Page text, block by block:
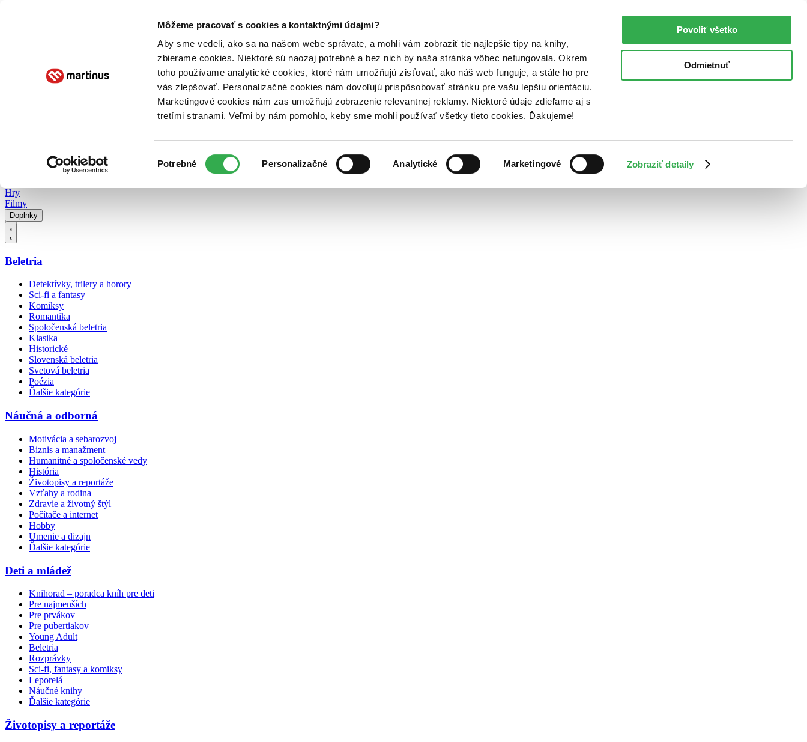
Môžeme pracovať s cookies a kontaktnými údajmi?
Aby sme vedeli, ako sa na našom webe správate, a mohli vám zobraziť tie najlepšie tipy na knihy,
zbierame cookies. Niektoré sú naozaj potrebné a bez nich by naša stránka vôbec nefungovala. Okrem
toho používame analytické cookies, ktoré nám umožňujú zisťovať, ako náš web funguje, a stále ho pre
vás zlepšovať. Personalizačné cookies nám dovoľujú prispôsobovať stránku pre vašu lepšiu orientáciu.
Marketingové cookies nám zas umožňujú zobrazenie relevantnej reklamy. Niektoré údaje zdieľame aj s
tretími stranami. Veľmi by nám pomohlo, keby sme mohli používať všetky tieto cookies. Ďakujeme!
súhlasu
Potrebné Personalizačné Analytické Marketingové Zobraziť detaily
Povoliť všetko
Odmietnuť
Poukážky Kontakt
Hry
Filmy
Doplnky
Beletria
Detektívky, trilery a horory
Sci-fi a fantasy
Komiksy
Romantika
Spoločenská beletria
Klasika
Historické
Slovenská beletria
Svetová beletria
Poézia
Ďalšie kategórie
Náučná a odborná
Motivácia a sebarozvoj
Biznis a manažment
Humanitné a spoločenské vedy
História
Životopisy a reportáže
Vzťahy a rodina
Zdravie a životný štýl
Počítače a internet
Hobby
Umenie a dizajn
Ďalšie kategórie
Deti a mládež
Knihorad – poradca kníh pre deti
Pre najmenších
Pre prvákov
Pre pubertiakov
Young Adult
Beletria
Rozprávky
Sci-fi, fantasy a komiksy
Leporelá
Náučné knihy
Ďalšie kategórie
Životopisy a reportáže